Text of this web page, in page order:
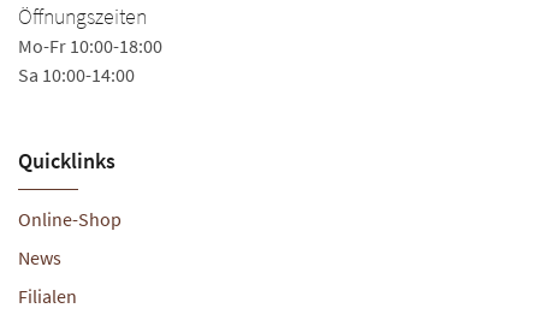
Öffnungszeiten
Mo-Fr 10:00-18:00
Sa 10:00-14:00
Quicklinks
Online-Shop
News
Filialen